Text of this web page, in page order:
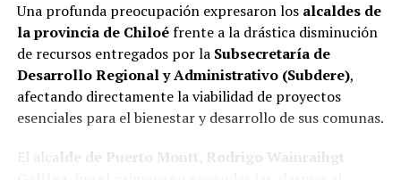
Una profunda preocupación expresaron los alcaldes de
la provincia de Chiloéfrente a la drástica disminución
de recursos entregados por la Subsecretaría de
Desarrollo Regional y Administrativo (Subdere),
afectando directamente la viabilidad de proyectos
esenciales para el bienestar y desarrollo de sus comunas.
El alca lde de Puerto Montt, Rodrigo Wainraihgt